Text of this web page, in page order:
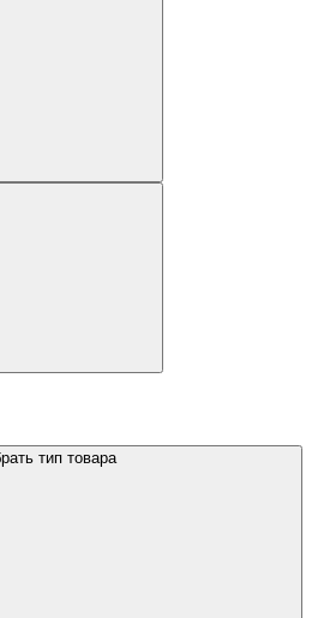
тип товара